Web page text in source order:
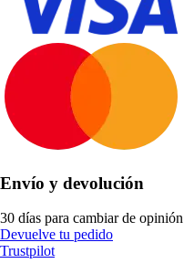
Envío y devolución
30 días para cambiar de opinión
Devuelve tu pedido
Trustpilot